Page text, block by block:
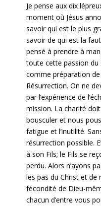
Je pense aux dix
moment où Jésus
savoir qui est le plus
savoir de qui est la
pensé à prendre à
toute cette passion du
comme préparation
Résurrection. On ne
par l’expérience de
mission. La charité
bousculer et nous
fatigue et l’inutilité.
résurrection possible.
à son Fils; le Fils se
perdu. Alors n’ayons
les pas du Christ et
fécondité de Dieu-
chacun d’entre vous